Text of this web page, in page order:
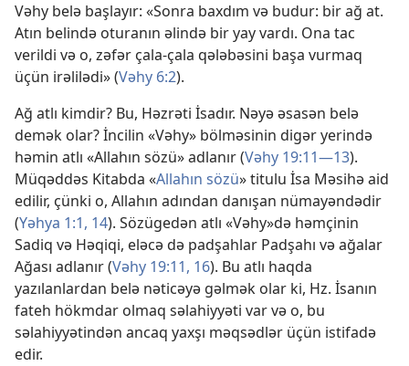
Vəhy belə başlayır: «Sonra baxdım və budur: bir ağ at.
Atın belində oturanın əlində bir yay vardı. Ona tac
verildi və o, zəfər çala-çala qələbəsini başa vurmaq
üçün irəlilədi» (Vəhy 6:2).
Ağ atlı kimdir? Bu, Həzrəti İsadır. Nəyə əsasən belə
demək olar? İncilin «Vəhy» bölməsinin digər yerində
həmin atlı «Allahın sözü» adlanır (Vəhy 19:11—13).
Müqəddəs Kitabda «Allahın sözü» titulu İsa Məsihə aid
edilir, çünki o, Allahın adından danışan nümayəndədir
(Yəhya 1:1, 14). Sözügedən atlı «Vəhy»də həmçinin
Sadiq və Həqiqi, eləcə də padşahlar Padşahı və ağalar
Ağası adlanır (Vəhy 19:11, 16). Bu atlı haqda
yazılanlardan belə nəticəyə gəlmək olar ki, Hz. İsanın
fateh hökmdar olmaq səlahiyyəti var və o, bu
səlahiyyətindən ancaq yaxşı məqsədlər üçün istifadə
edir.